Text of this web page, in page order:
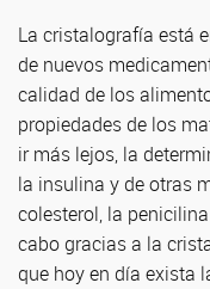
La cristalografía está
de nuevos
calidad de los
propiedades de los
ir más lejos, la
la insulina y de otras
colesterol, la
cabo gracias a la
que hoy en día exista